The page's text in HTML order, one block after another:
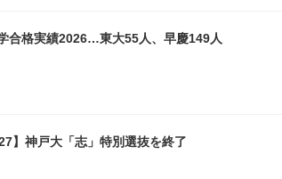
合格実績2026…東大55人、早慶149人
】神戸大「志」特別選抜を終了